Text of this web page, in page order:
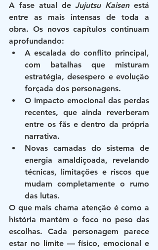
A fase atual de Jujutsu Kaisen está
entre as mais intensas de toda a
obra. Os novos capítulos continuam
aprofundando:
A escalada do conflito principal ,
com batalhas que misturam
estratégia, desespero e evolução
forçada dos personagens.
O impacto emocional das perdas
recentes, que ainda reverberam
entre os fãs e dentro da própria
narrativa.
Novas camadas do sistema de
energia amaldiçoada, revelando
técnicas, limitações e riscos que
mudam completamente o rumo
das lutas.
O que mais chama atenção é como a
história mantém o foco no peso das
escolhas. Cada personagem parece
estar no limite — físico, emocional e